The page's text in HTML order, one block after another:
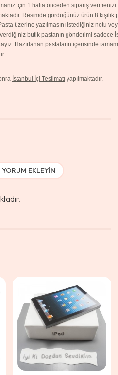
için 1 hafta önceden sipariş
Resimde gördüğünüz ürün 8 kişilik
üzerine yazılmasını istediğiniz notu
butik pastanın gönderimi sadece
Hazırlanan pastaların içerisinde
İstanbul İçi Teslimatı yapılmaktadır.
EKLEYIN